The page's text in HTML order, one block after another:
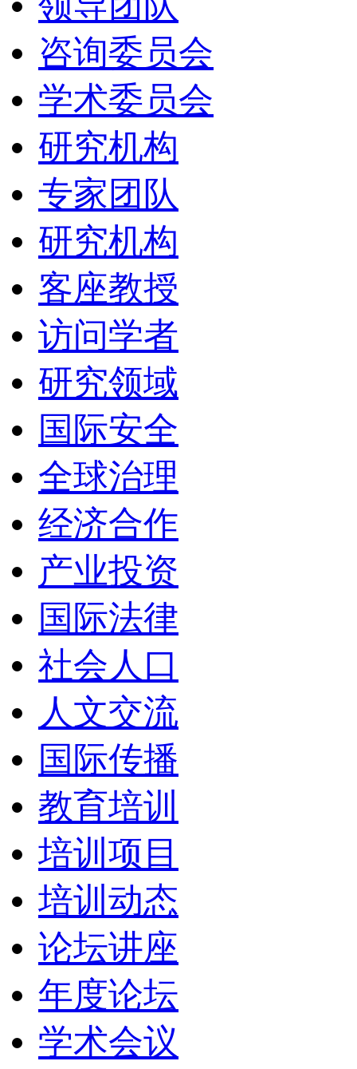
咨询委员会
学术委员会
研究机构
专家团队
研究机构
客座教授
访问学者
研究领域
国际安全
全球治理
经济合作
产业投资
国际法律
社会人口
人文交流
国际传播
教育培训
培训项目
培训动态
论坛讲座
年度论坛
学术会议